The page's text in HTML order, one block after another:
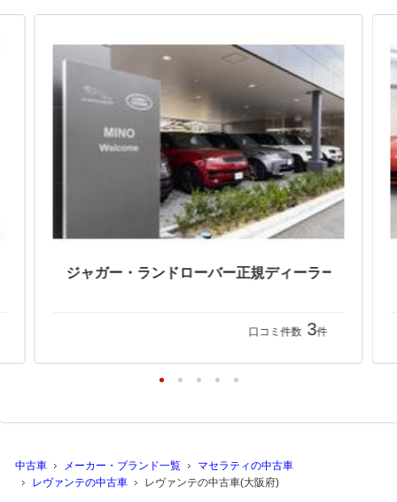
口コミ件数 3件
中古車 メーカー・ブランド一覧
マセラティの中古車
レヴァンテの中古車
レヴァンテの中古車(大阪府)